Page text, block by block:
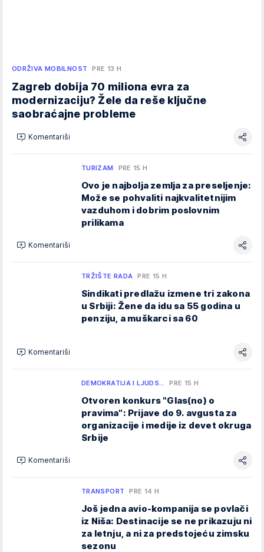
ODRŽIVA MOBILNOST PRE 13 H
Zagreb dobija 70 miliona evra za
modernizaciju? Žele da reše ključne
saobraćajne probleme
Komentariši
TURIZAM PRE 15 H
Ovo je najbolja zemlja za preseljenje:
Može se pohvaliti najkvalitetnijim
vazduhom i dobrim poslovnim
prilikama
Komentariši
TRŽIŠTE RADA PRE 15 H
Sindikati predlažu izmene tri zakona
u Srbiji: Žene da idu sa 55 godina u
penziju, a muškarci sa 60
Komentariši
DEMOKRATIJA I LJUDS… PRE 15 H
Otvoren konkurs "Glas(no) o
pravima": Prijave do 9. avgusta za
organizacije i medije iz devet okruga
Srbije
Komentariši
TRANSPORT PRE 14 H
Još jedna avio-kompanija se povlači
iz Niša: Destinacije se ne prikazuju ni
za letnju, a ni za predstojeću zimsku
sezonu